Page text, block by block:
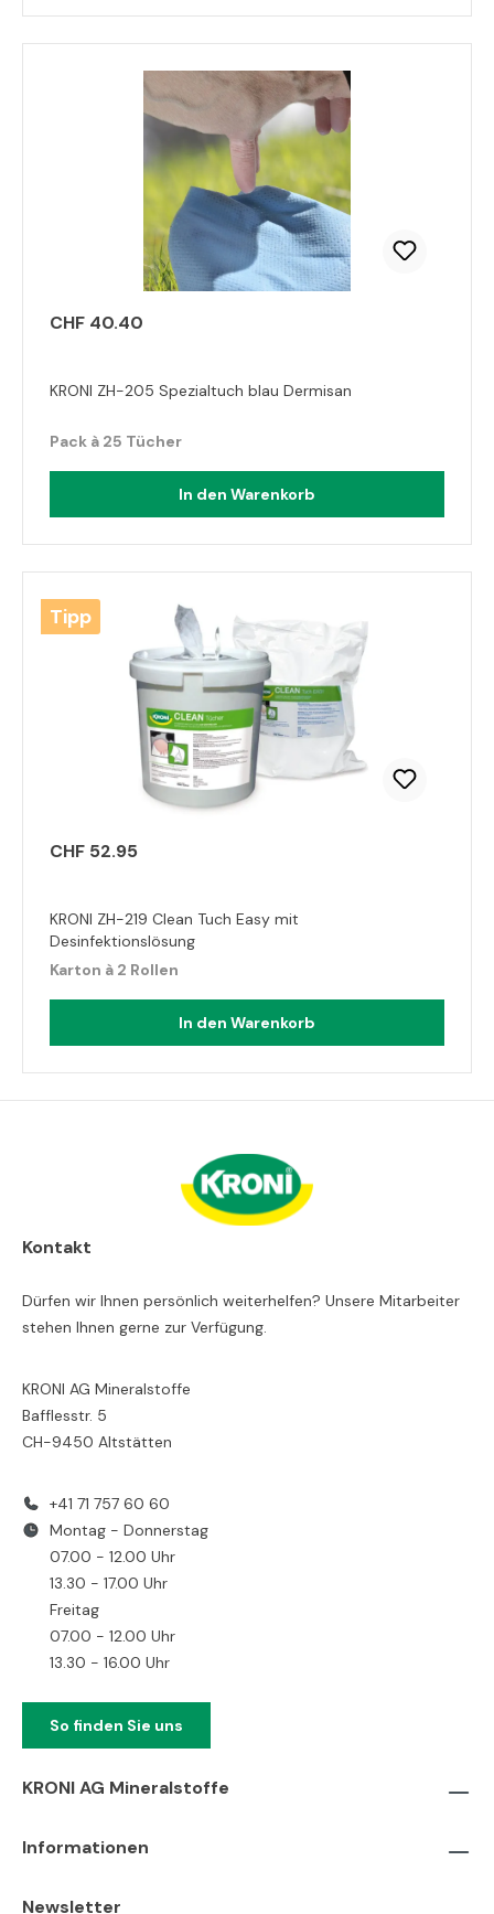
CHF 40.40
KRONI ZH-205 Spezialtuch blau Dermisan
Pack à 25 Tücher
In den Warenkorb
Tipp
CHF 52.95
KRONI ZH-219 Clean Tuch Easy mit
Desinfektionslösung
Karton à 2 Rollen
In den Warenkorb
Kontakt
Dürfen wir Ihnen persönlich weiterhelfen? Unsere Mitarbeiter
stehen Ihnen gerne zur Verfügung.
KRONI AG Mineralstoffe
Bafflesstr. 5
CH-9450 Altstätten
+41 71 757 60 60
Montag - Donnerstag
07.00 - 12.00 Uhr
13.30 - 17.00 Uhr
Freitag
07.00 - 12.00 Uhr
13.30 - 16.00 Uhr
So finden Sie uns
KRONI AG Mineralstoffe
Informationen
Newsletter